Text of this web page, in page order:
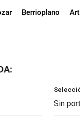
Berrioplano